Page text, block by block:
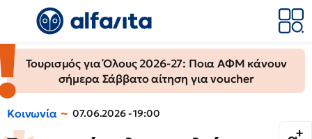
Τουρισμός για Όλους 2026-27: Ποια ΑΦΜ κάνουν
σήμερα Σάββατο αίτηση για voucher
Κοινωνία 07.06.2026 - 19:00